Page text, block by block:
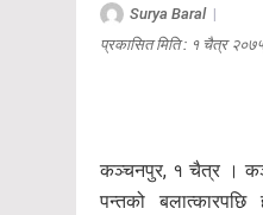
Surya Baral|
प्रकासित मिति : १ चैत्र
कञ्चनपुर, १ चैत्र ।
पन्तको